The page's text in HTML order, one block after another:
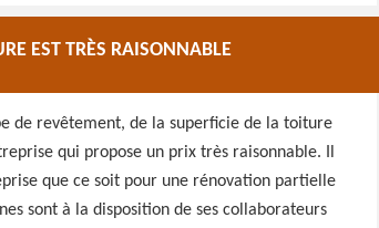
EST TRÈS RAISONNABLE
de revêtement, de la superficie de la toiture
qui propose un prix très raisonnable. Il
que ce soit pour une rénovation partielle
sont à la disposition de ses collaborateurs